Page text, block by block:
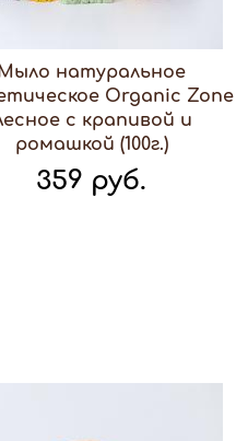
натуральное
Organic Zone
с крапивой и
ромашкой (100г.)
359 руб.